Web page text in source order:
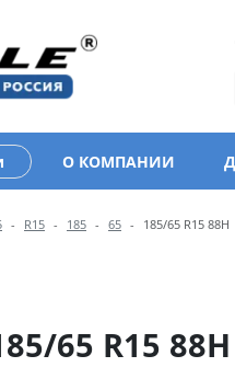
О КОМПАНИИ
R15 185 65 185/65 R15 88H
65 R15 88H